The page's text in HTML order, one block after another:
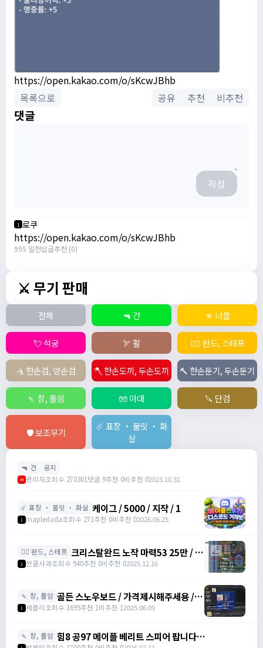
https://open.kakao.com/o/sKcwJBhb
목록으로
공유 추천 비추천
댓글
작성
1 로쿠
https://open.kakao.com/o/sKcwJBhb
995 일전답글추천 (0)
⚔️ 무기 판매
전체 🔫 건 👊 너클
💘 석궁 🏹 활 🧙‍♀️ 완드, 스테프
🤺 한손검, 양손검 🪓 한손도끼, 두손도끼 🔨 한손둔기, 두손둔기
🍡 창, 폴암 🧤 아대 🔪 단검
🛡️ 보조무기
☄️ 표창 ・ 불릿 ・ 화
살
🔫 건 공지
M 관리자조회수 270301댓글 9추천 0비추천 02023.10.31
☄️ 표창 ・ 불릿 ・ 화살 케이그 / 5000 / 지작 / 1
1 mapledada조회수 271추천 0비추천 02026.06.25
🧙‍♀️ 완드, 스테프 크리스탈완드 노작 마력53 25만 / 마
력52 15만 팝니다 / 250000 / 마력
https://open.kakao.com/o/sdHYKEcg
1 썬콜사과조회수 940추천 0비추천 02025.12.16
🍡 창, 폴암 골든 스노우보드 / 가격제시해주세용 / 골
든 스노우보드 3강 STR3 공격력60 /
1 세를리조회수 1695추천 1비추천 12025.06.09
🍡 창, 폴암 힘8 공97 메이플 베리트 스피어 팝니다